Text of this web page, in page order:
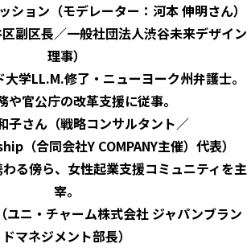
ション（モデレーター：河本 伸明さん）
副区長／一般社団法人渋谷未来デザイン
理事）
学LL.M.修了・ニューヨーク州弁護士。
や官公庁の改革支援に従事。
子さん（戦略コンサルタント／
（合同会社Y COMPANY主催）代表）
る傍ら、女性起業支援コミュニティを主
宰。
ユニ・チャーム株式会社 ジャパンブラン
ドマネジメント部長）